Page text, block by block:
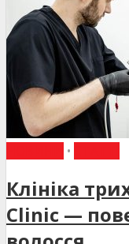
•
Клініка
Clinic —